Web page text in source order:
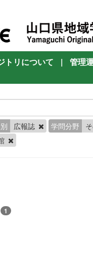
トリについて |
管理
広報誌 学問分野
1